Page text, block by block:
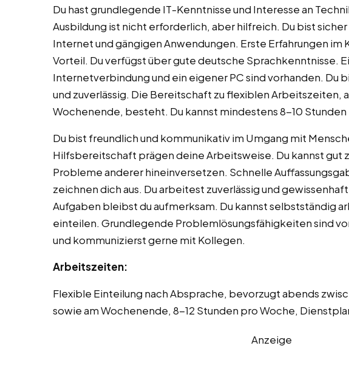
Du hast grundlegende IT-Kenntnisse und Interesse an
Ausbildung ist nicht erforderlich, aber hilfreich. Du bist
Internet und gängigen Anwendungen. Erste Erfahrungen im
Vorteil. Du verfügst über gute deutsche Sprachkenntnisse.
Internetverbindung und ein eigener PC sind vorhanden. Du
und zuverlässig. Die Bereitschaft zu flexiblen Arbeitszeiten,
Wochenende, besteht. Du kannst mindestens 8-10
Du bist freundlich und kommunikativ im Umgang mit
Hilfsbereitschaft prägen deine Arbeitsweise. Du kannst gut
Probleme anderer hineinversetzen. Schnelle
zeichnen dich aus. Du arbeitest zuverlässig und
Aufgaben bleibst du aufmerksam. Du kannst selbstständig
einteilen. Grundlegende Problemlösungsfähigkeiten sind
und kommunizierst gerne mit Kollegen.
Arbeitszeiten:
Flexible Einteilung nach Absprache, bevorzugt abends
sowie am Wochenende, 8-12 Stunden pro Woche,
Anzeige